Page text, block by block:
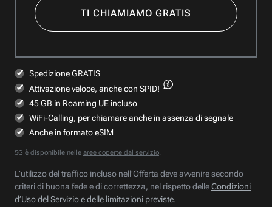
TI CHIAMIAMO GRATIS
Spedizione GRATIS
Attivazione veloce, anche con SPID!
45 GB in Roaming UE incluso
WiFi-Calling, per chiamare anche in assenza di segnale
Anche in formato eSIM
5G è disponibile nelle aree coperte dal servizio.
L’utilizzo del traffico incluso nell’Offerta deve avvenire secondo
criteri di buona fede e di correttezza, nel rispetto delleCondizioni
d’Uso del Servizio e delle limitazioni previste.